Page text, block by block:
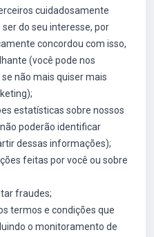
cuidadosamente
do seu interesse, por
concordou com isso,
(você pode nos
não mais quiser mais
estatísticas sobre nossos
poderão identificar
dessas informações);
feitas por você ou sobre
fraudes;
termos e condições que
o monitoramento de